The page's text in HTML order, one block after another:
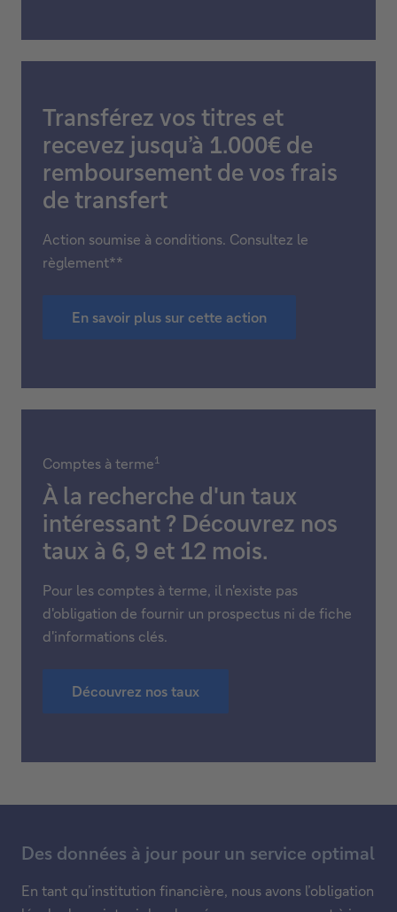
Transférez vos titres et
recevez jusqu’à 1.000€ de
remboursement de vos frais
de transfert
Action soumise à conditions. Consultez le
règlement**
En savoir plus sur cette action
Comptes à terme1
À la recherche d'un taux
intéressant ? Découvrez nos
taux à 6, 9 et 12 mois.
Pour les comptes à terme, il n'existe pas
d'obligation de fournir un prospectus ni de fiche
d'informations clés.
Découvrez nos taux
Des données à jour pour un service optimal
En tant qu’institution financière, nous avons l’obligation